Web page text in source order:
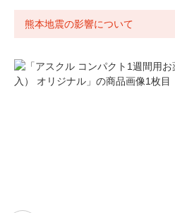
熊本地震の影響について